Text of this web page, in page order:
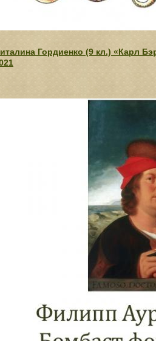
Гордиенко (9 кл.) «Карл